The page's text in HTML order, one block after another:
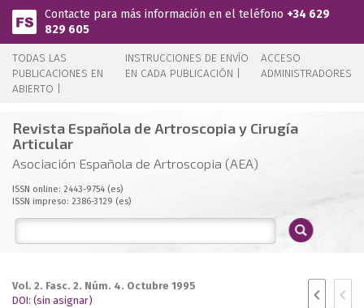
Pasar al contenido principal
Contacte para más información en el teléfono +34 629
829 605
TODAS LAS
PUBLICACIONES EN
ABIERTO |
INSTRUCCIONES DE ENVÍO
EN CADA PUBLICACIÓN |
ACCESO
ADMINISTRADORES
Revista Española de Artroscopia y Cirugía
Articular
Asociación Española de Artroscopia (AEA)
ISSN online: 2443-9754 (es)
ISSN impreso: 2386-3129 (es)
Vol. 2. Fasc. 2. Núm. 4. Octubre 1995
DOI: (sin asignar)